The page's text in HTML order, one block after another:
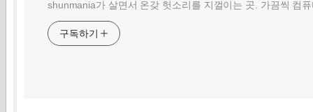
shunmania가 살면서 온갖 헛소리를 지껄이는 곳. 가끔씩 컴
구독하기